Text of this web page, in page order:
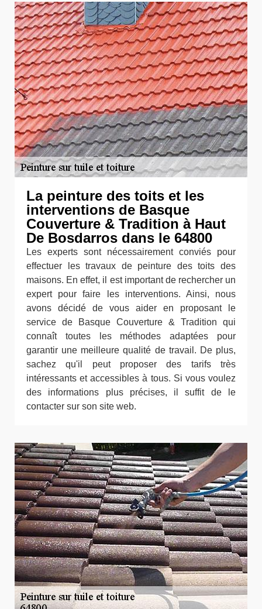
La peinture des toits et les
interventions de Basque
Couverture & Tradition à Haut
De Bosdarros dans le 64800
Les experts sont nécessairement conviés pour
effectuer les travaux de peinture des toits des
maisons. En effet, il est important de rechercher un
expert pour faire les interventions. Ainsi, nous
avons décidé de vous aider en proposant le
service de Basque Couverture & Tradition qui
connaît toutes les méthodes adaptées pour
garantir une meilleure qualité de travail. De plus,
sachez qu'il peut proposer des tarifs très
intéressants et accessibles à tous. Si vous voulez
des informations plus précises, il suffit de le
contacter sur son site web.